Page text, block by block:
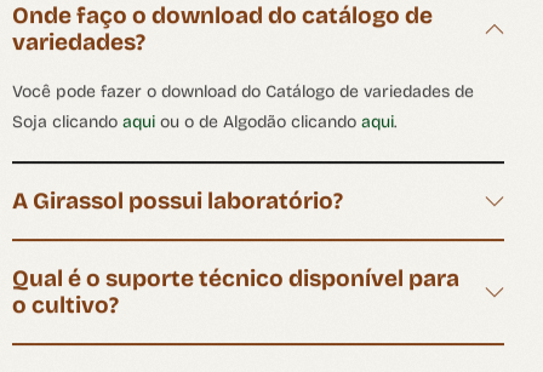
Onde faço o download do catálogo de
variedades?
Você pode fazer o download do Catálogo de variedades de
Soja clicando aqui ou o de Algodão clicando aqui.
A Girassol possui laboratório?
Qual é o suporte técnico disponível para
o cultivo?